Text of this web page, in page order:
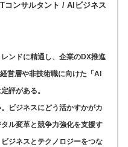
コンサルタント / AIビジネス
ンドに精通し、企業のDX推進
営層や非技術職に向けた「AI
評がある。
ビジネスにどう活かすかがカ
ル変革と競争力強化を支援す
ジネスとテクノロジーをつな